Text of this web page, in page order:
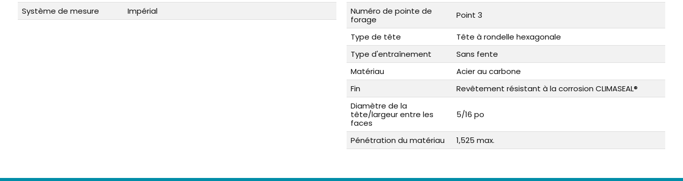
Système de mesure
Impérial
Numéro de pointe de
forage
Point 3
Type de tête
Tête à rondelle hexagonale
Type d'entraînement
Sans fente
Matériau
Acier au carbone
Fin
Revêtement résistant à la corrosion CLIMASEAL®
Diamètre de la
tête/largeur entre les
faces
5/16 po
Pénétration du matériau 1,525 max.